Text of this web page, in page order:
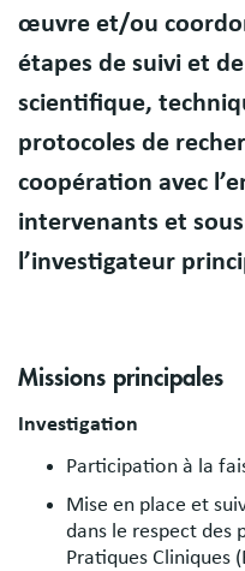
œuvre et/ou
étapes de suivi et
scientifique,
protocoles de
coopération avec
intervenants et
l’investigateur
Missions principales
Investigation
Participation à la
Mise en place et
dans le respect des
Pratiques Cliniques